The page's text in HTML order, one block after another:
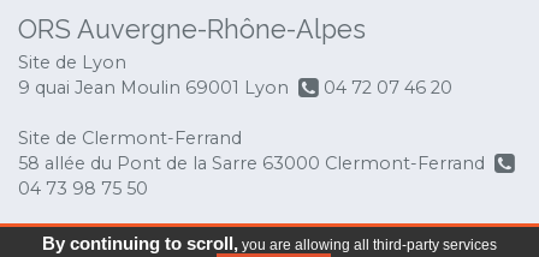
ORS Auvergne-Rhône-Alpes
Site de Lyon
9 quai Jean Moulin 69001 Lyon
04 72 07 46 20
Site de Clermont-Ferrand
58 allée du Pont de la Sarre 63000 Clermont-Ferrand
04 73 98 75 50
© Copyright 2017 ORS Auvergne-Rhône-Alpes-
By continuing to scroll,you are allowing all third-party services